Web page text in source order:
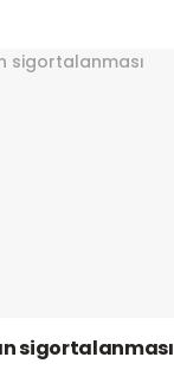
sigortalanması